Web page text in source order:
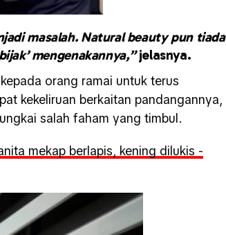
masalah. Natural beauty pun tiada
mengenakannya,”jelasnya.
orang ramai untuk terus
kekeliruan berkaitan pandangannya,
salah faham yang timbul.
mekap berlapis, kening dilukis -